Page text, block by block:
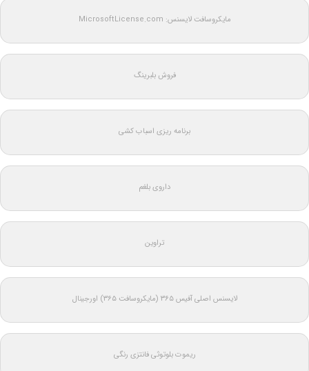
مایکروسافت لایسنس: MicrosoftLicense.com
فروش بلبرینگ
برنامه ریزی اسباب کشی
داروی بلغم
تراوین
لایسنس اصلی آفیس ۳۶۵ (مایکروسافت ۳۶۵) اورجینال
ریموت بلوتوثی فانتزی رنگی